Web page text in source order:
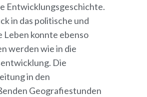
Entwicklungsgeschichte.
in das politische und
Leben konnte ebenso
werden wie in die
Die
in den
Geografiestunden